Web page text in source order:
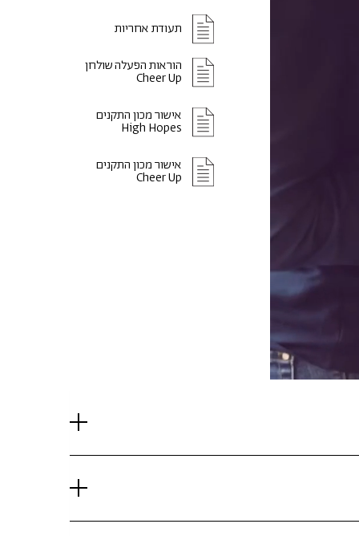
תעודת אחריות
הוראות הפעלה שולחן
Cheer Up
אישור מכון התקנים
High Hopes
אישור מכון התקנים
Cheer Up